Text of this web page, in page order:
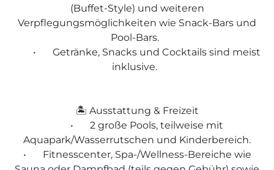
(Buffet-Style) und weiteren
Verpflegungsmöglichkeiten wie Snack-Bars und
Pool-Bars.
•
Getränke, Snacks und Cocktails sind meist
inklusive.
🏝️ Ausstattung & Freizeit
•
2 große Pools, teilweise mit
Aquapark/Wasserrutschen und Kinderbereich.
•
Fitnesscenter, Spa-/Wellness-Bereiche wie